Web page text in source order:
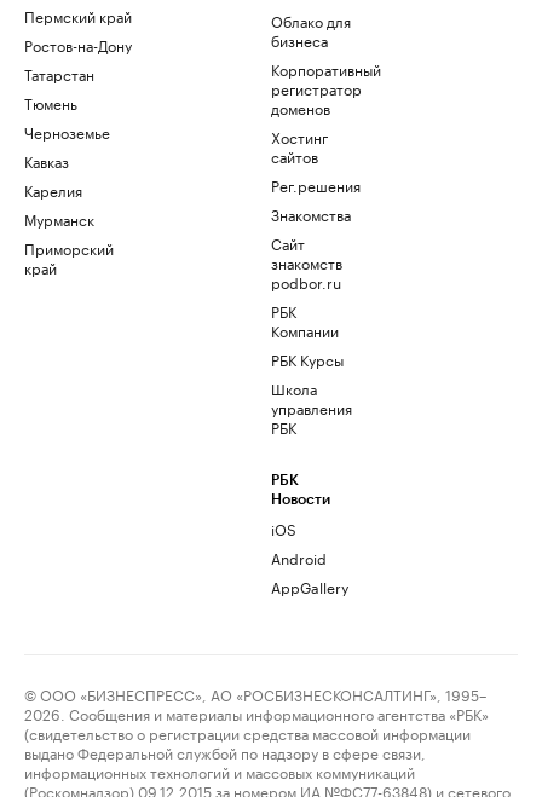
Пермский край
Ростов-на-Дону
Татарстан
Тюмень
Черноземье
Кавказ
Карелия
Мурманск
Приморский
край
Облако для
бизнеса
Корпоративный
регистратор
доменов
Хостинг
сайтов
Рег.решения
Знакомства
Сайт
знакомств
podbor.ru
РБК
Компании
РБК Курсы
Школа
управления
РБК
РБК
Новости
iOS
Android
AppGallery
© ООО «БИЗНЕСПРЕСС», АО «РОСБИЗНЕСКОНСАЛТИНГ», 1995–
2026. Сообщения и материалы информационного агентства «РБК»
(свидетельство о регистрации средства массовой информации
выдано Федеральной службой по надзору в сфере связи,
информационных технологий и массовых коммуникаций
(Роскомнадзор) 09.12.2015 за номером ИА №ФС77-63848) и сетевого